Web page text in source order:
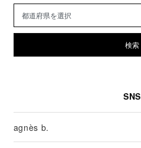
検索
SNS
agnès b.